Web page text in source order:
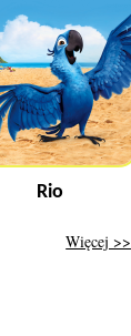
Rio
Więcej >>